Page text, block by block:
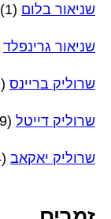
שניאור בלום (1)
שניאור גרינפלד
שרוליק בריינס (9)
שרוליק דייטל (19)
שרוליק יאקאב (4)